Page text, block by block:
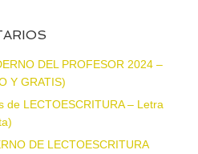
DEL PROFESOR 2024 –
Y GRATIS)
de LECTOESCRITURA – Letra
DE LECTOESCRITURA